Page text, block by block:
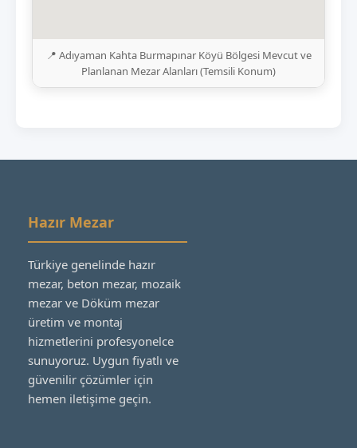
📍 Adıyaman Kahta Burmapınar Köyü Bölgesi Mevcut ve
Planlanan Mezar Alanları (Temsili Konum)
Hazır Mezar
Türkiye genelinde hazır
mezar, beton mezar, mozaik
mezar ve Döküm mezar
üretim ve montaj
hizmetlerini profesyonelce
sunuyoruz. Uygun fiyatlı ve
güvenilir çözümler için
hemen iletişime geçin.